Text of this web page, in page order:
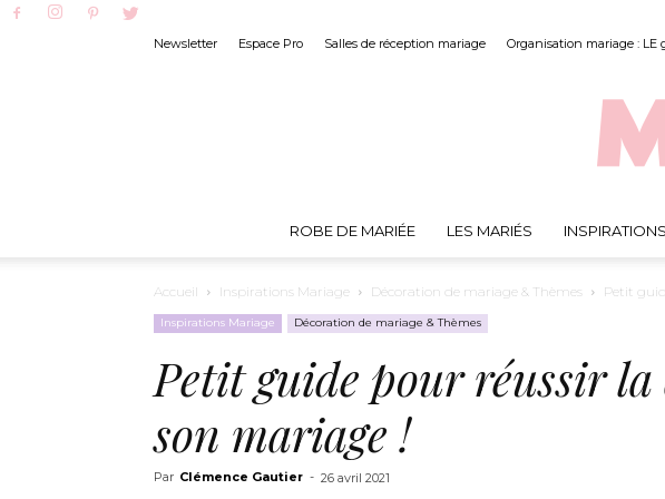
Newsletter Espace Pro Salles de réception mariage Organisation mariage : LE
ROBE DE MARIÉE LES MARIÉS INSPIRATIONS
Accueil Inspirations Mariage Décoration de mariage & Thèmes Petit
Inspirations Mariage Décoration de mariage & Thèmes
Petit guide pour réussir
son mariage !
Par Clémence Gautier - 26 avril 2021